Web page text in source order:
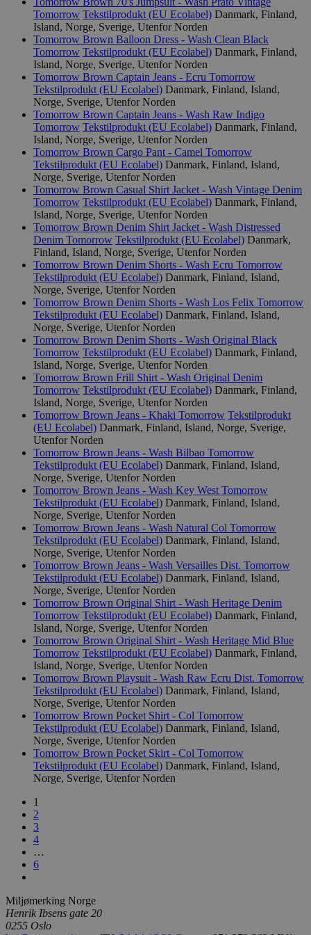
Tomorrow Tekstilprodukt (EU Ecolabel) Danmark, Finland,
Island, Norge, Sverige, Utenfor Norden
Tomorrow Brown Balloon Dress - Wash Clean Black
Tomorrow Tekstilprodukt (EU Ecolabel) Danmark, Finland,
Island, Norge, Sverige, Utenfor Norden
Tomorrow Brown Captain Jeans - Ecru Tomorrow
Tekstilprodukt (EU Ecolabel) Danmark, Finland, Island,
Norge, Sverige, Utenfor Norden
Tomorrow Brown Captain Jeans - Wash Raw Indigo
Tomorrow Tekstilprodukt (EU Ecolabel) Danmark, Finland,
Island, Norge, Sverige, Utenfor Norden
Tomorrow Brown Cargo Pant - Camel Tomorrow
Tekstilprodukt (EU Ecolabel) Danmark, Finland, Island,
Norge, Sverige, Utenfor Norden
Tomorrow Brown Casual Shirt Jacket - Wash Vintage Denim
Tomorrow Tekstilprodukt (EU Ecolabel) Danmark, Finland,
Island, Norge, Sverige, Utenfor Norden
Tomorrow Brown Denim Shirt Jacket - Wash Distressed
Denim Tomorrow Tekstilprodukt (EU Ecolabel) Danmark,
Finland, Island, Norge, Sverige, Utenfor Norden
Tomorrow Brown Denim Shorts - Wash Ecru Tomorrow
Tekstilprodukt (EU Ecolabel) Danmark, Finland, Island,
Norge, Sverige, Utenfor Norden
Tomorrow Brown Denim Shorts - Wash Los Felix Tomorrow
Tekstilprodukt (EU Ecolabel) Danmark, Finland, Island,
Norge, Sverige, Utenfor Norden
Tomorrow Brown Denim Shorts - Wash Original Black
Tomorrow Tekstilprodukt (EU Ecolabel) Danmark, Finland,
Island, Norge, Sverige, Utenfor Norden
Tomorrow Brown Frill Shirt - Wash Original Denim
Tomorrow Tekstilprodukt (EU Ecolabel) Danmark, Finland,
Island, Norge, Sverige, Utenfor Norden
Tomorrow Brown Jeans - Khaki Tomorrow Tekstilprodukt
(EU Ecolabel) Danmark, Finland, Island, Norge, Sverige,
Utenfor Norden
Tomorrow Brown Jeans - Wash Bilbao Tomorrow
Tekstilprodukt (EU Ecolabel) Danmark, Finland, Island,
Norge, Sverige, Utenfor Norden
Tomorrow Brown Jeans - Wash Key West Tomorrow
Tekstilprodukt (EU Ecolabel) Danmark, Finland, Island,
Norge, Sverige, Utenfor Norden
Tomorrow Brown Jeans - Wash Natural Col Tomorrow
Tekstilprodukt (EU Ecolabel) Danmark, Finland, Island,
Norge, Sverige, Utenfor Norden
Tomorrow Brown Jeans - Wash Versailles Dist. Tomorrow
Tekstilprodukt (EU Ecolabel) Danmark, Finland, Island,
Norge, Sverige, Utenfor Norden
Tomorrow Brown Original Shirt - Wash Heritage Denim
Tomorrow Tekstilprodukt (EU Ecolabel) Danmark, Finland,
Island, Norge, Sverige, Utenfor Norden
Tomorrow Brown Original Shirt - Wash Heritage Mid Blue
Tomorrow Tekstilprodukt (EU Ecolabel) Danmark, Finland,
Island, Norge, Sverige, Utenfor Norden
Tomorrow Brown Playsuit - Wash Raw Ecru Dist. Tomorrow
Tekstilprodukt (EU Ecolabel) Danmark, Finland, Island,
Norge, Sverige, Utenfor Norden
Tomorrow Brown Pocket Shirt - Col Tomorrow
Tekstilprodukt (EU Ecolabel) Danmark, Finland, Island,
Norge, Sverige, Utenfor Norden
Tomorrow Brown Pocket Skirt - Col Tomorrow
Tekstilprodukt (EU Ecolabel) Danmark, Finland, Island,
Norge, Sverige, Utenfor Norden
1
2
3
4
…
6
Miljømerking Norge
Henrik Ibsens gate 20
0255 Oslo
nødvendige informasjonskapsler.
Navn
Provider
Domene
_hjAbsoluteSessionInProgress
Hotjar Ltd
.svanemerket.no
29
sekunder
_hjFirstSeen
Hotjar Ltd
.svanemerket.no
54
pageviewCount
.svanemerket.no
Sesjon
nelapi-product-archive-filters
svanemerket.no
timer
nelapi-last-visited-category
svanemerket.no
4 dager 4
wordpress_test_cookie
Automattic
svanemerket.no
Sesjon
_hjIncludedInPageviewSample
Hotjar Ltd
svanemerket.no
2 minutter
Navn
Provider /
Domene
Utløpsdato Beskrivelse
_gat_UA-
33776333-1
.svanemerket.no
sekunder
Google
kontoen
variant av
brukes til å
Google på
høyt
_hjid
Hotjar Ltd
.svanemerket.no
måneder 4
uker
når kunden
tilfeldige
for
Navn
Provider
Domene
Utløpsdato
_fbp
Meta Platform
Inc.
.svanemerket.no
å levere
som for
VISITOR_INFO1_LIVE
Google LLC
.youtube.com
5 måneder
Denne
er satt av
å holde
den kan
om
versjonen